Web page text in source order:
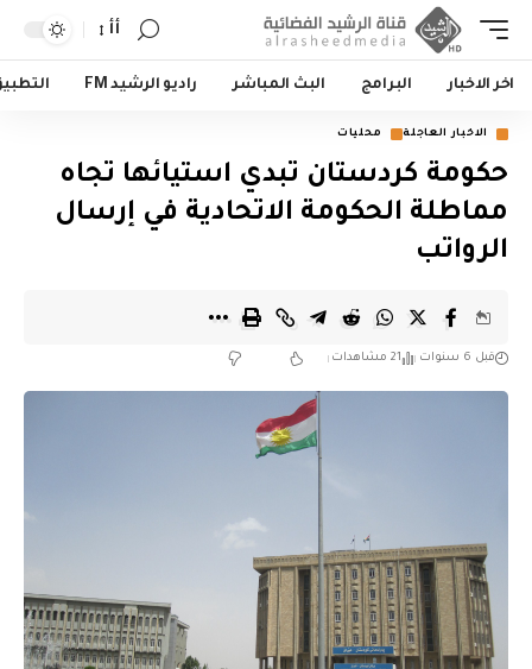
أأ
اخر الاخبار البرامج البث المباشر راديو الرشيد FM
الاخبار العاجلة محليات
حكومة كردستان تبدي استيائها تجاه
مماطلة الحكومة الاتحادية في إرسال
الرواتب
قبل 6 سنوات 21 مشاهدات